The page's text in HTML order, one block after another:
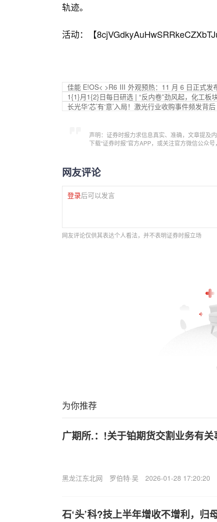
轨迹。
活动：【
佳能 E!OS< >R6 Ⅲ 外观预热：11 月 6 日正式发
1{1}月1{2}日每日研选 | “反内卷”劲风起，化工板
长光华‘芯’有‘意’入局！激光行业收购事件频发背后
声明：证券时报力求信息真实、准确，文章提及
下载“证券时报”官方APP，或关注官方微信公众
网友评论
登录后可以发言
网友评论仅供其表达个人看法，并不表明证券时报立场
为你推荐
广期所.：!关于铂期货交割业务有
黑龙江东北网 罗伯特·吴 2026-01-28 17:20:20
石‘头’科?技上半年增收不增利，归